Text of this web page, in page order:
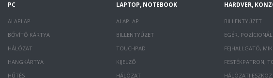
PC
ALAPLAP
BŐVÍTŐ KÁRTYA
HÁLÓZAT
HANGKÁRTYA
HŰTÉS
LAPTOP, NOTEBOOK
ALAPLAP
BILLENTYŰZET
TOUCHPAD
KIJELZŐ
HÁLÓZAT
HARDVER,
BILLENTYŰZET
EGÉR,
FEJHALLGATÓ,
FESTÉKPATRON,
HÁLÓZATI ESZKÖZ